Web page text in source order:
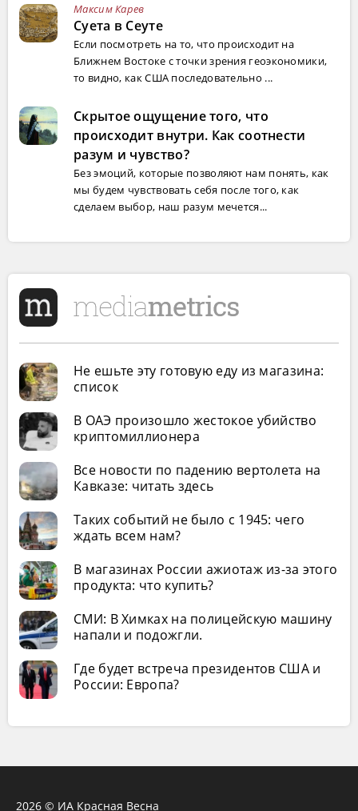
Максим Карев
Суета в Сеуте
Если посмотреть на то, что происходит на
Ближнем Востоке с точки зрения геоэкономики,
то видно, как США последовательно ...
Скрытое ощущение того, что
происходит внутри. Как соотнести
разум и чувство?
Без эмоций, которые позволяют нам понять, как
мы будем чувствовать себя после того, как
сделаем выбор, наш разум мечется...
Не ешьте эту готовую еду из магазина:
список
В ОАЭ произошло жестокое убийство
криптомиллионера
Все новости по падению вертолета на
Кавказе: читать здесь
Таких событий не было с 1945: чего
ждать всем нам?
В магазинах России ажиотаж из-за этого
продукта: что купить?
СМИ: В Химках на полицейскую машину
напали и подожгли.
Где будет встреча президентов США и
России: Европа?
2026 © ИА Красная Весна